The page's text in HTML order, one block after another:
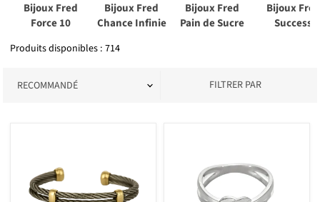
Bijoux Fred
Force 10
Bijoux Fred
Chance Infinie
Bijoux Fred
Pain de Sucre
Bijoux Fred
Success
Produits disponibles : 714
FILTRER PAR